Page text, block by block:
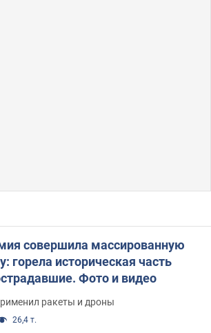
совершила массированную
горела историческая часть
Фото и видео
ракеты и дроны
26,4 т.